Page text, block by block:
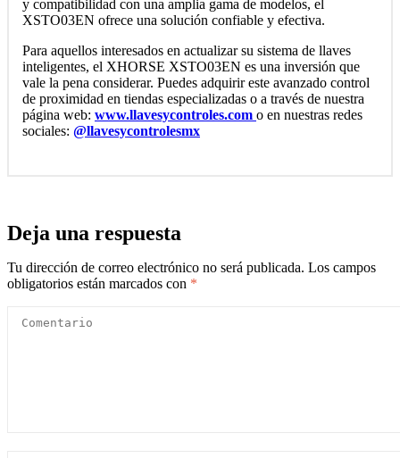
y compatibilidad con una amplia gama de modelos, el
XSTO03EN ofrece una solución confiable y efectiva.
Para aquellos interesados en actualizar su sistema de llaves
inteligentes, el XHORSE XSTO03EN es una inversión que
vale la pena considerar. Puedes adquirir este avanzado control
de proximidad en tiendas especializadas o a través de nuestra
página web: www.llavesycontroles.com o en nuestras redes
sociales: @llavesycontrolesmx
Deja una respuesta
Tu dirección de correo electrónico no será publicada. Los campos
obligatorios están marcados con *